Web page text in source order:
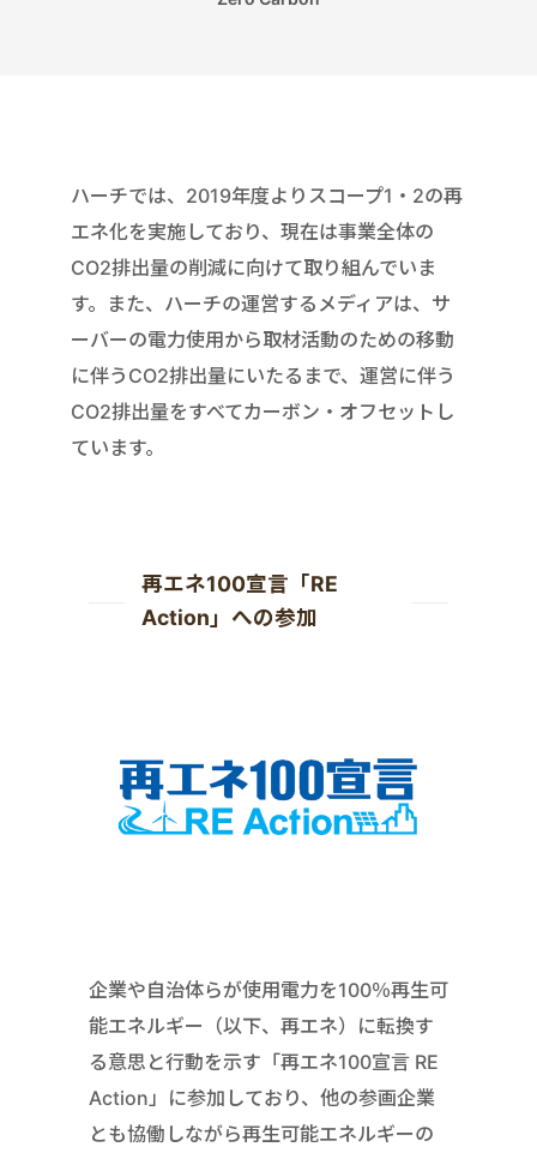
ハーチでは、2019年度よりスコープ1・2の再
エネ化を実施しており、現在は事業全体の
CO2排出量の削減に向けて取り組んでいま
す。また、ハーチの運営するメディアは、サ
ーバーの電力使用から取材活動のための移動
に伴うCO2排出量にいたるまで、運営に伴う
CO2排出量をすべてカーボン・オフセットし
ています。
再エネ100宣言「RE
Action」への参加
企業や自治体らが使用電力を100％再生可
能エネルギー（以下、再エネ）に転換す
る意思と行動を示す「再エネ100宣言 RE
Action」に参加しており、他の参画企業
とも協働しながら再生可能エネルギーの